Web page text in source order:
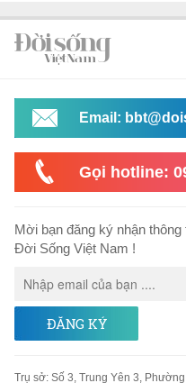
Email:
Gọi hotline:
Mời bạn đăng ký nhận thông
Đời Sống Việt Nam !
ĐĂNG KÝ
Trụ sở: Số 3, Trung Yên 3,